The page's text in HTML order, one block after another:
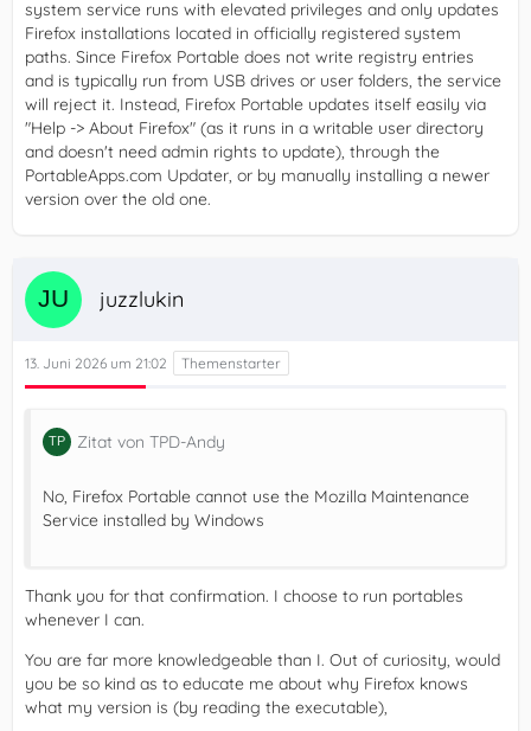
system service runs with elevated privileges and only updates
Firefox installations located in officially registered system
paths. Since Firefox Portable does not write registry entries
and is typically run from USB drives or user folders, the service
will reject it. Instead, Firefox Portable updates itself easily via
"Help -> About Firefox" (as it runs in a writable user directory
and doesn't need admin rights to update), through the
PortableApps.com Updater, or by manually installing a newer
version over the old one.
juzzlukin
13. Juni 2026 um 21:02
Zitat von TPD-Andy
No, Firefox Portable cannot use the Mozilla Maintenance
Service installed by Windows
Thank you for that confirmation. I choose to run portables
whenever I can.
You are far more knowledgeable than I. Out of curiosity, would
you be so kind as to educate me about why Firefox knows
what my version is (by reading the executable),